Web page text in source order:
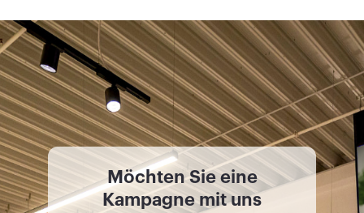
Möchten Sie eine
Kampagne mit uns